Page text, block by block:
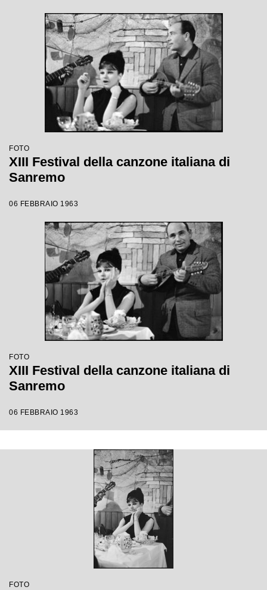
FOTO
XIII Festival della canzone italiana di
Sanremo
06 FEBBRAIO 1963
FOTO
XIII Festival della canzone italiana di
Sanremo
06 FEBBRAIO 1963
FOTO